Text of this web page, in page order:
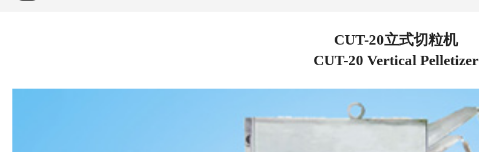
CUT-20立式切粒机
CUT-20 Vertical Pelletizer